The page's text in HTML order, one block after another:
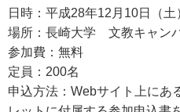
日時：平成28年12月10日（
場所：長崎大学 文教キャン
参加費：無料
定員：200名
申込方法：Webサイト上に